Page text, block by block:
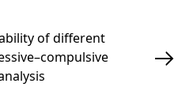
of different